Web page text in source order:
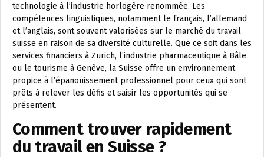
technologie à l’industrie horlogère renommée. Les
compétences linguistiques, notamment le français, l’allemand
et l’anglais, sont souvent valorisées sur le marché du travail
suisse en raison de sa diversité culturelle. Que ce soit dans les
services financiers à Zurich, l’industrie pharmaceutique à Bâle
ou le tourisme à Genève, la Suisse offre un environnement
propice à l’épanouissement professionnel pour ceux qui sont
prêts à relever les défis et saisir les opportunités qui se
présentent.
Comment trouver rapidement
du travail en Suisse ?